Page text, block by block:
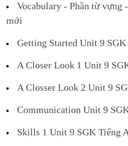
Vocabulary - Phần từ vựng
mới
Getting Started Unit 9
A Closer Look 1 Unit 9
A Closser Look 2 Unit 9
Communication Unit 9
Skills 1 Unit 9 SGK Tiếng